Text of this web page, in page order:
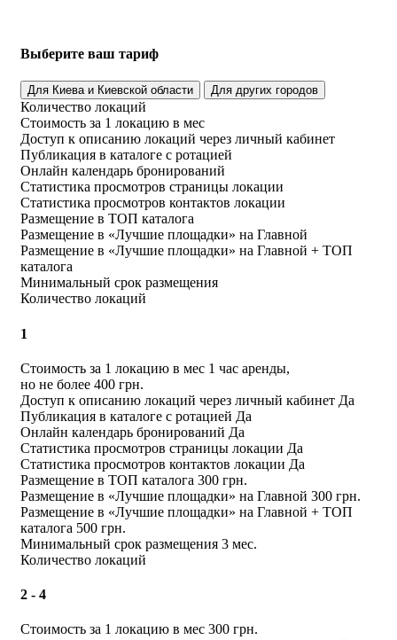
Выберите ваш тариф
Для Киева и Киевской области Для других городов
Количество локаций
Стоимость за 1 локацию в мес
Доступ к описанию локаций через личный кабинет
Публикация в каталоге с ротацией
Онлайн календарь бронирований
Статистика просмотров страницы локации
Статистика просмотров контактов локации
Размещение в ТОП каталога
Размещение в «Лучшие площадки» на Главной
Размещение в «Лучшие площадки» на Главной + ТОП
каталога
Минимальный срок размещения
Количество локаций
1
Стоимость за 1 локацию в мес 1 час аренды,
но не более 400 грн.
Доступ к описанию локаций через личный кабинет Да
Публикация в каталоге с ротацией Да
Онлайн календарь бронирований Да
Статистика просмотров страницы локации Да
Статистика просмотров контактов локации Да
Размещение в ТОП каталога 300 грн.
Размещение в «Лучшие площадки» на Главной 300 грн.
Размещение в «Лучшие площадки» на Главной + ТОП
каталога 500 грн.
Минимальный срок размещения 3 мес.
Количество локаций
2 - 4
Стоимость за 1 локацию в мес 300 грн.